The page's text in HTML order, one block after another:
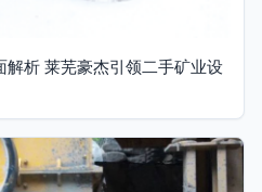
析 莱芜豪杰引领二手矿业设